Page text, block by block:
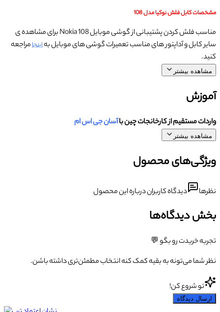
مشخصات کابل فلش نوکیا مدل 108
مناسب فلش کردن پشتیبانی از گوشی موبایل Nokia 108 برای مشاهده ی
سایر کابل و آداپتور های مناسب تعمیرات گوشی های موبایل بهاینجامراجعه
کنید.
مشاهده بیشتر
آموزش
واردات مستقیم از کارخانجات چین باآسان جی اس ام
مشاهده بیشتر
ویژگی‌های محصول
نظرها دیدگاه کاربران درباره این محصول
بخش دیدگاه‌ها
تجربه خریدت رو بگو 💬
نظر شما می‌تونه به بقیه کمک کنه انتخاب مطمئن‌تری داشته باشن.
تو شروع کن!
ارسال دیدگاه